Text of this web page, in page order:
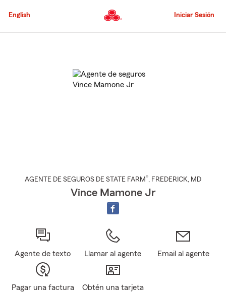
al
principal
English Iniciar Sesión
AGENTE DE SEGUROS DE STATE FARM®, FREDERICK, MD
Vince Mamone Jr
Agente de texto Llamar al agente Email al agente
Pagar una factura
Obtén una tarjeta